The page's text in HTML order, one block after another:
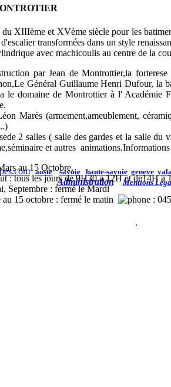
aoste savoie haute-savoie geneve
Administration Mentions
du XIIIème et XVème siècle pour les
transformées dans un style
avec machicoulis au centre de la
par Jean de Montrottier,la
Général Guillaume Henri Dufour, la
le domaine de Montrottier à l' Académie
Marès (armement,ameublement,
2 salles ( salle des gardes et la salle du
et autres
au 15 Octobre.
: tous les jours de 9H30 a 12H et de14H a
Septembre : fermé le Mardi
15 octobre : fermé le matin
:
.